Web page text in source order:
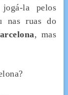
la pelos
nas ruas do
, mas